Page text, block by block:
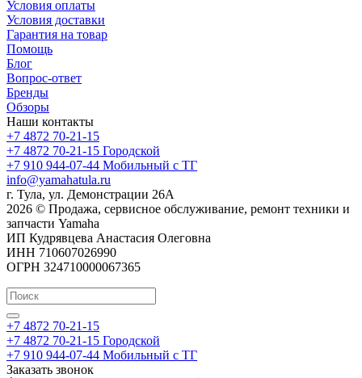
Условия оплаты
Условия доставки
Гарантия на товар
Помощь
Блог
Вопрос-ответ
Бренды
Обзоры
Наши контакты
+7 4872 70-21-15
+7 4872 70-21-15 Городской
+7 910 944-07-44 Мобильный с ТГ
info@yamahatula.ru
г. Тула, ул. Демонстрации 26А
2026 © Продажа, сервисное обслуживание, ремонт техники и
запчасти Yamaha
ИП Кудрявцева Анастасия Олеговна
ИНН 710607026990
ОГРН 324710000067365
+7 4872 70-21-15
+7 4872 70-21-15 Городской
+7 910 944-07-44 Мобильный с ТГ
Заказать звонок